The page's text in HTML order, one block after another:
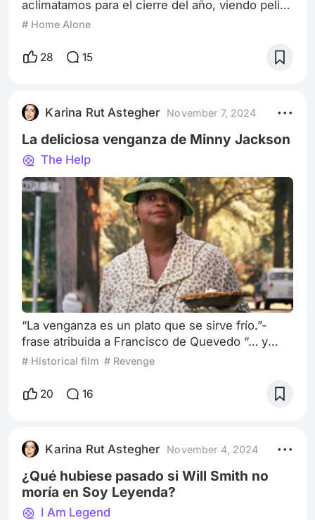
aclimatamos para el cierre del año, viendo pelis
navideñas. En un mar de clichés y estereotipos
Pobre Angelito de 1990, como una de mis
tiene estas características, bajo su apariencia
meramente infantil, hay una trama i
# Home Alone
28 15
Karina Rut Astegher November 7, 2024
La deliciosa venganza de Minny Jackson
The Help
“La venganza es un plato que se sirve frío.”-
frase atribuida a Francisco de Quevedo “… y
puedes impartirla, en forma de un delicioso
The Help, filme de 2011 Cada vez que
desbordantes suelen ser la norma. Sin embargo,
la vendetta perpetrada por Minny Jackson
(Octavia
# Historical film # Revenge
20 16
Karina Rut Astegher November 4, 2024
¿Qué hubiese pasado si Will Smith no
moría en Soy Leyenda?
I Am Legend